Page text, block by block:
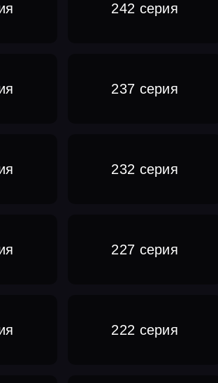
242 серия
237 серия
232 серия
227 серия
222 серия